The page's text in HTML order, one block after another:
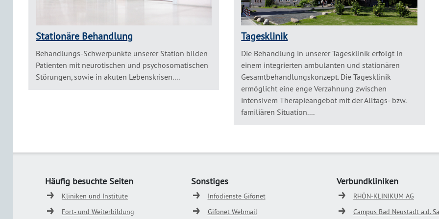
Stationäre Behandlung
Behandlungs-Schwerpunkte unserer Station bilden
Patienten mit neurotischen und psychosomatischen
Störungen, sowie in akuten Lebenskrisen....
Tagesklinik
Die Behandlung in unserer Tagesklinik erfolgt in
einem integrierten ambulanten und stationären
Gesamtbehandlungskonzept. Die Tagesklinik
ermöglicht eine enge Verzahnung zwischen
intensivem Therapieangebot mit der Alltags- bzw.
familiären Situation....
Häufig besuchte Seiten
Kliniken und Institute
Fort- und Weiterbildung
Sonstiges
Infodienste Gifonet
Gifonet Webmail
Verbundkliniken
RHÖN-KLINIKUM AG
Campus Bad Neustadt a.d.